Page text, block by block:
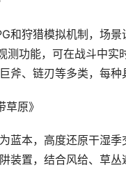
和狩猎模拟机制，场
测功能，可在战斗中
斧、链刃等多类，每
原》
蓝本，高度还原干湿
装置，结合风给、草